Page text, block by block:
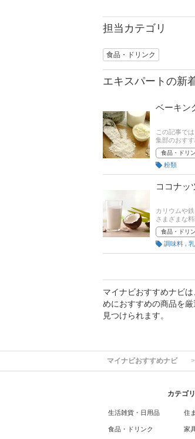
担当カテゴリ
食品・ドリンク
エキスパートの新
ベーキン
この記事で
集部のおす
られる無添
う。後半に
ください。
食品・ドリ
粉類
ココナッ
カリウムや
さまざまな
す。カルデ
この記事で
サイトの人
食品・ドリ
調味料
マイナビおすすめナビ
めにおすすめの商品を
見つけられます。
マイナビおすすめナビ
カテゴ
生活雑貨・日用品
食品・ドリンク
住
家